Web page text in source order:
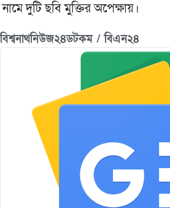
নামে দুটি ছবি মুক্তির অপেক্ষায়।
বিশ্বনাথনিউজ২৪ডটকম / বিএন২৪